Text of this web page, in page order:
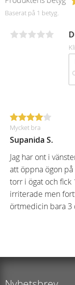
Baserat på 1 betyg.
Mycket bra
Supanida S.
Jag har ont i
att öppna ögon
torr i ögat och fick
irriterade men
örtmedicin bara 3